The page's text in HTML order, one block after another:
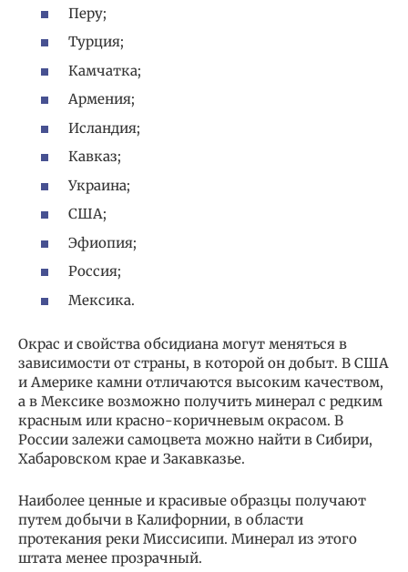
Перу;
Турция;
Камчатка;
Армения;
Исландия;
Кавказ;
Украина;
США;
Эфиопия;
Россия;
Мексика.
Окрас и свойства обсидиана могут меняться в
зависимости от страны, в которой он добыт. В США
и Америке камни отличаются высоким качеством,
а в Мексике возможно получить минерал с редким
красным или красно-коричневым окрасом. В
России залежи самоцвета можно найти в Сибири,
Хабаровском крае и Закавказье.
Наиболее ценные и красивые образцы получают
путем добычи в Калифорнии, в области
протекания реки Миссисипи. Минерал из этого
штата менее прозрачный.